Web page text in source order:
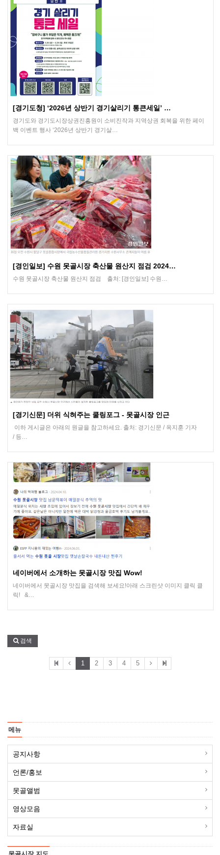
[경기도청] ‘2026년 상반기 경기살리기 통큰세일’ …
경기도와 경기도시장상권진흥원이 소비진작과 지역상권 회복을 위한 페이
백 이벤트 행사 ‘2026년 상반기 경기살…
[경인일보] 수원 못골시장 축산물 원산지 점검 2024…
수원 못골시장 축산물 원산지 점검 출처: [경인일보] 수원…
[경기신문] 더위 식혀주는 쿨링포그 - 못골시장 인근
이하 게시글은 아래의 원글을 참고하세요. 출처: 경기신문 / 옥지훈 기자
/ 등…
네이버에서 소개하는 못골시장 맛집 Wow!
네이버에서 못골시장 맛집을 검색해 보세요!아래 스크린샷 이미지 클릭 클
릭! &…
검색
1 2 3 4 5
메뉴
공지사항
언론/홍보
못골앨범
영상모음
자료실